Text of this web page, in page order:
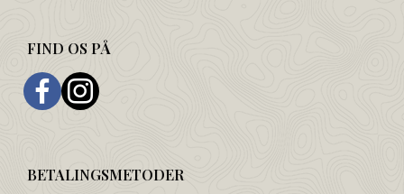
FIND OS PÅ
BETALINGSMETODER